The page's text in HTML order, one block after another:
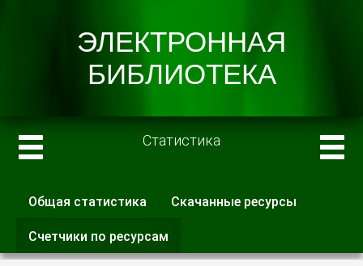
Статистика
Главные вкладки
Общая статистика Скачанные ресурсы
Счетчики по ресурсам
вкладка)